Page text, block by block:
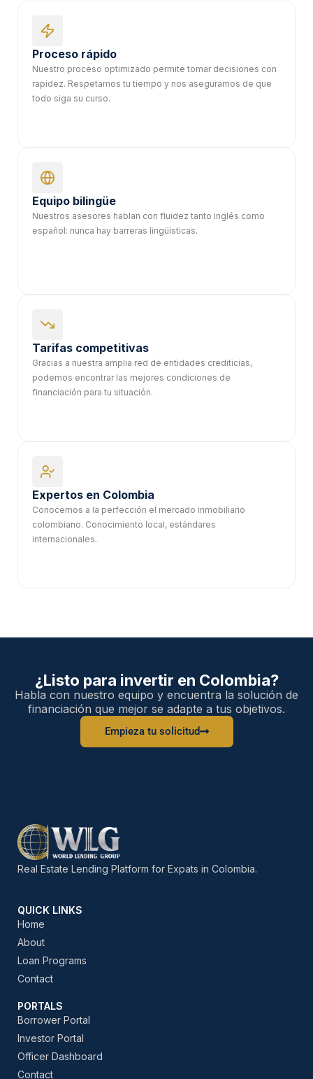
Proceso rápido
Nuestro proceso optimizado permite tomar decisiones con
rapidez. Respetamos tu tiempo y nos aseguramos de que
todo siga su curso.
Equipo bilingüe
Nuestros asesores hablan con fluidez tanto inglés como
español: nunca hay barreras lingüísticas.
Tarifas competitivas
Gracias a nuestra amplia red de entidades crediticias,
podemos encontrar las mejores condiciones de
financiación para tu situación.
Expertos en Colombia
Conocemos a la perfección el mercado inmobiliario
colombiano. Conocimiento local, estándares
internacionales.
¿Listo para invertir en Colombia?
Habla con nuestro equipo y encuentra la solución de
financiación que mejor se adapte a tus objetivos.
Empieza tu solicitud
Real Estate Lending Platform for Expats in Colombia.
QUICK LINKS
Home
About
Loan Programs
Contact
PORTALS
Borrower Portal
Investor Portal
Officer Dashboard
Contact